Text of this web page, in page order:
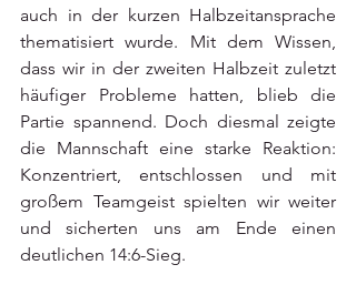
auch in der kurzen Halbzeitansprache
thematisiert wurde. Mit dem Wissen,
dass wir in der zweiten Halbzeit zuletzt
häufiger Probleme hatten, blieb die
Partie spannend. Doch diesmal zeigte
die Mannschaft eine starke Reaktion:
Konzentriert, entschlossen und mit
großem Teamgeist spielten wir weiter
und sicherten uns am Ende einen
deutlichen 14:6-Sieg.